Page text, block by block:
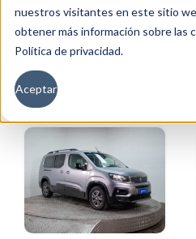
nuestros visitantes en este sitio
obtener más información sobre las
Política de privacidad.
Aceptar
Inicio Tipo de auto del
Filtros